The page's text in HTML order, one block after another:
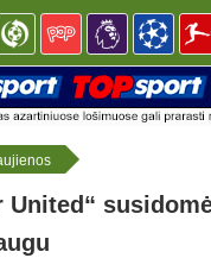
United“